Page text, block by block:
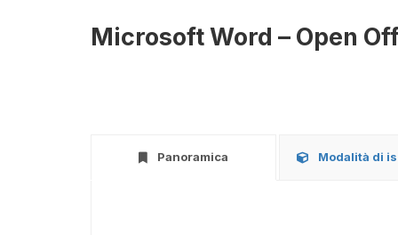
Microsoft Word – Open
Panoramica Modalità di